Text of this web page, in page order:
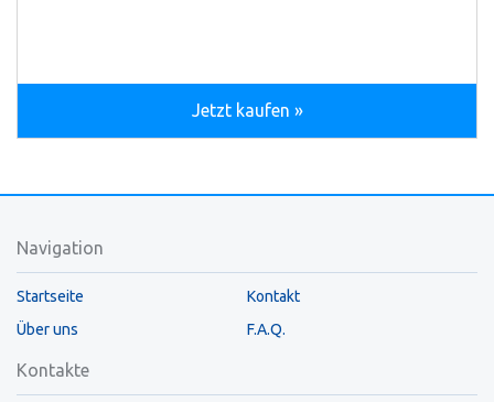
Jetzt kaufen »
Navigation
Startseite
Kontakt
Über uns
F.A.Q.
Kontakte